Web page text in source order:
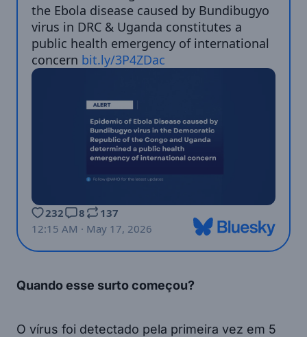
Quando esse surto começou?
O vírus foi detectado pela primeira vez em 5